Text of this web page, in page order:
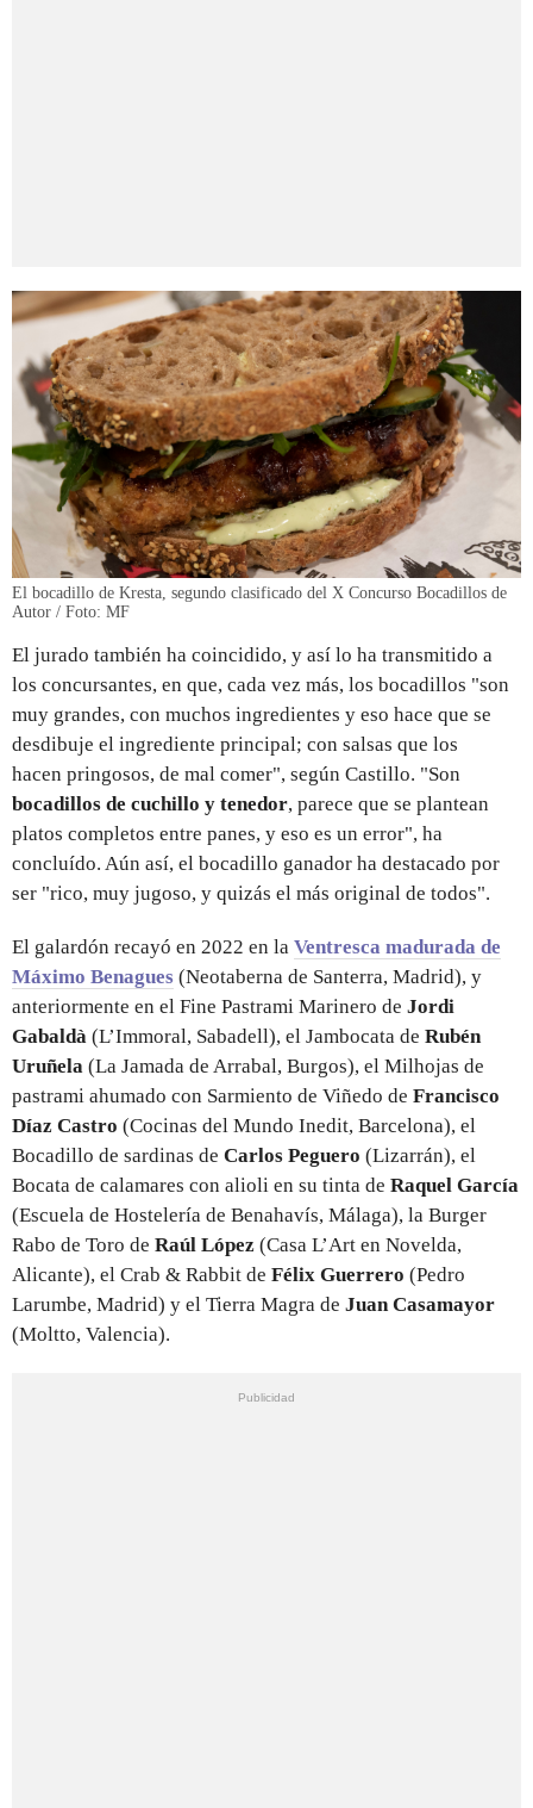
El bocadillo de Kresta, segundo clasificado del X Concurso Bocadillos de
Autor / Foto: MF
El jurado también ha coincidido, y así lo ha transmitido a
los concursantes, en que, cada vez más, los bocadillos "son
muy grandes, con muchos ingredientes y eso hace que se
desdibuje el ingrediente principal; con salsas que los
hacen pringosos, de mal comer", según Castillo. "Son
bocadillos de cuchillo y tenedor, parece que se plantean
platos completos entre panes, y eso es un error", ha
concluído. Aún así, el bocadillo ganador ha destacado por
ser "rico, muy jugoso, y quizás el más original de todos".
El galardón recayó en 2022 en la Ventresca madurada de
Máximo Benagues (Neotaberna de Santerra, Madrid), y
anteriormente en el Fine Pastrami Marinero de Jordi
Gabaldà (L’Immoral, Sabadell), el Jambocata de Rubén
Uruñela (La Jamada de Arrabal, Burgos), el Milhojas de
pastrami ahumado con Sarmiento de Viñedo de Francisco
Díaz Castro (Cocinas del Mundo Inedit, Barcelona), el
Bocadillo de sardinas de Carlos Peguero (Lizarrán), el
Bocata de calamares con alioli en su tinta de Raquel García
(Escuela de Hostelería de Benahavís, Málaga), la Burger
Rabo de Toro de Raúl López (Casa L’Art en Novelda,
Alicante), el Crab & Rabbit de Félix Guerrero (Pedro
Larumbe, Madrid) y el Tierra Magra de Juan Casamayor
(Moltto, Valencia).